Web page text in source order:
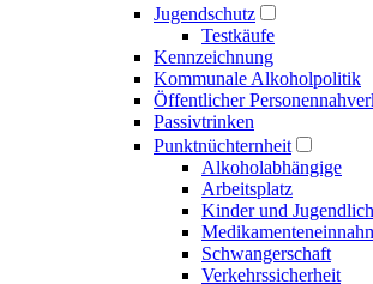
Jugendschutz
Testkäufe
Kennzeichnung
Kommunale Alkoholpolitik
Öffentlicher
Passivtrinken
Punkt­nüchternheit
Alkohol­abhängige
Arbeitsplatz
Kinder und
Schwangerschaft
Verkehrs­sicherheit